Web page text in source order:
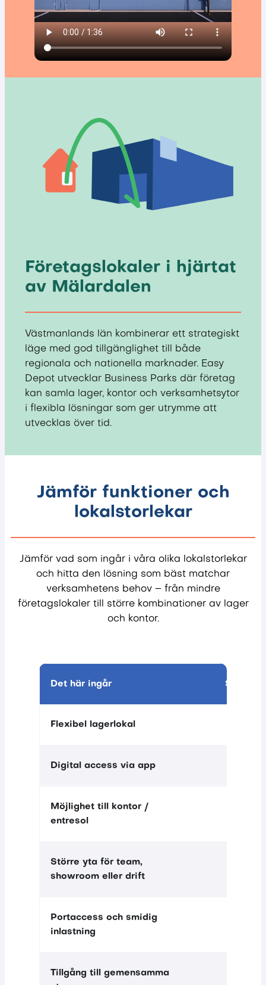
Företagslokaler i hjärtat
av Mälardalen
Västmanlands län kombinerar ett strategiskt
läge med god tillgänglighet till både
regionala och nationella marknader. Easy
Depot utvecklar Business Parks där företag
kan samla lager, kontor och verksamhetsytor
i flexibla lösningar som ger utrymme att
utvecklas över tid.
Jämför funktioner och
lokalstorlekar
Jämför vad som ingår i våra olika lokalstorlekar
och hitta den lösning som bäst matchar
verksamhetens behov – från mindre
företagslokaler till större kombinationer av lager
och kontor.
Det här ingår Small
Flexibel lagerlokal
Digital access via app
Möjlighet till kontor /
entresol
Större yta för team,
showroom eller drift
Portaccess och smidig
inlastning
Tillgång till gemensamma